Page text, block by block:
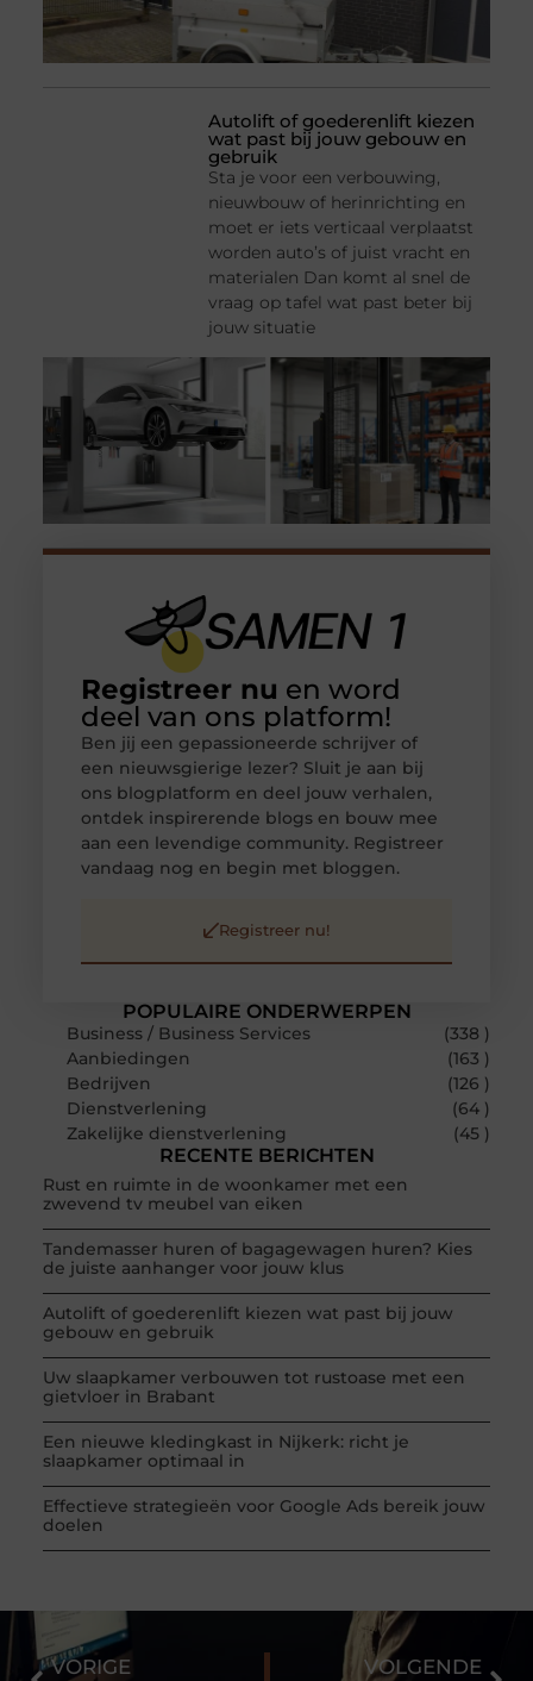
Autolift of goederenlift kiezen
wat past bij jouw gebouw en
gebruik
Sta je voor een verbouwing,
nieuwbouw of herinrichting en
moet er iets verticaal verplaatst
worden auto’s of juist vracht en
materialen Dan komt al snel de
vraag op tafel wat past beter bij
jouw situatie
POPULAIRE ONDERWERPEN
Business / Business Services
(338 )
Aanbiedingen
(163 )
Bedrijven
(126 )
Dienstverlening
(64 )
Zakelijke dienstverlening
(45 )
RECENTE BERICHTEN
Rust en ruimte in de woonkamer met een
zwevend tv meubel van eiken
Tandemasser huren of bagagewagen huren? Kies
de juiste aanhanger voor jouw klus
Autolift of goederenlift kiezen wat past bij jouw
gebouw en gebruik
Uw slaapkamer verbouwen tot rustoase met een
gietvloer in Brabant
Een nieuwe kledingkast in Nijkerk: richt je
slaapkamer optimaal in
Effectieve strategieën voor Google Ads bereik jouw
doelen
Registreer nu en word
deel van ons platform!
Ben jij een gepassioneerde schrijver of
een nieuwsgierige lezer? Sluit je aan bij
ons blogplatform en deel jouw verhalen,
ontdek inspirerende blogs en bouw mee
aan een levendige community. Registreer
vandaag nog en begin met bloggen.
Registreer nu!
VORIGE VOLGENDE